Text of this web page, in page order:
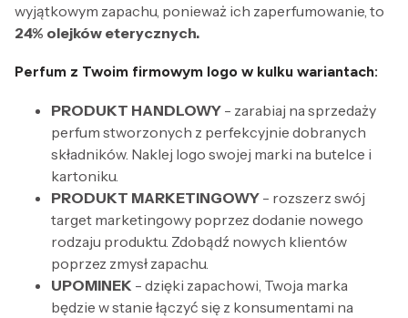
wyjątkowym zapachu, ponieważ ich zaperfumowanie, to
24% olejków eterycznych.
Perfum z Twoim firmowym logo w kulku wariantach:
PRODUKT HANDLOWY - zarabiaj na sprzedaży
perfum stworzonych z perfekcyjnie dobranych
składników. Naklej logo swojej marki na butelce i
kartoniku.
PRODUKT MARKETINGOWY - rozszerz swój
target marketingowy poprzez dodanie nowego
rodzaju produktu. Zdobądź nowych klientów
poprzez zmysł zapachu.
UPOMINEK - dzięki zapachowi, Twoja marka
będzie w stanie łączyć się z konsumentami na